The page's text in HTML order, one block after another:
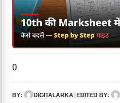
0
BY: DIGITALARKA EDITED BY: